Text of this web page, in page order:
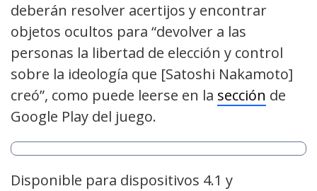
deberán resolver acertijos y encontrar
objetos ocultos para “devolver a las
personas la libertad de elección y control
sobre la ideología que [Satoshi Nakamoto]
creó”, como puede leerse en la sección de
Google Play del juego.
Disponible para dispositivos 4.1 y